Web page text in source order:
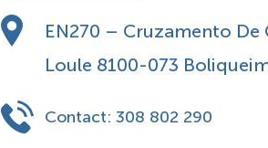
EN270 – Cruzamento De
Loule 8100-073
Contact: 308 802 290